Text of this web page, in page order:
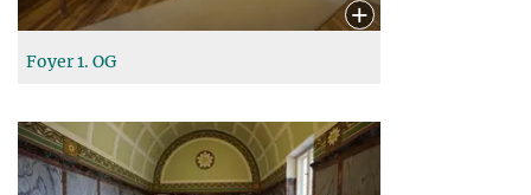
Foyer 1. OG